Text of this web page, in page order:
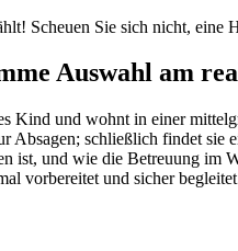
Scheuen Sie sich nicht, eine
Auswahl am
Kind und wohnt in einer
Absagen; schließlich findet sie
ist, und wie die Betreuung im
vorbereitet und sicher